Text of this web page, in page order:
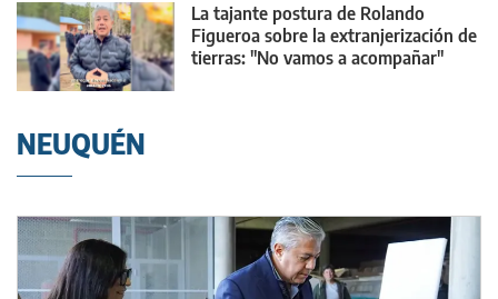
La tajante postura de Rolando
Figueroa sobre la extranjerización de
tierras: "No vamos a acompañar"
NEUQUÉN